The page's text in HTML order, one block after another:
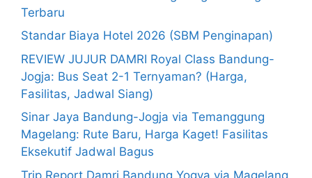
Terbaru
Standar Biaya Hotel 2026 (SBM Penginapan)
REVIEW JUJUR DAMRI Royal Class Bandung-
Jogja: Bus Seat 2-1 Ternyaman? (Harga,
Fasilitas, Jadwal Siang)
Sinar Jaya Bandung-Jogja via Temanggung
Magelang: Rute Baru, Harga Kaget! Fasilitas
Eksekutif Jadwal Bagus
Trip Report Damri Bandung Yogya via Magelang